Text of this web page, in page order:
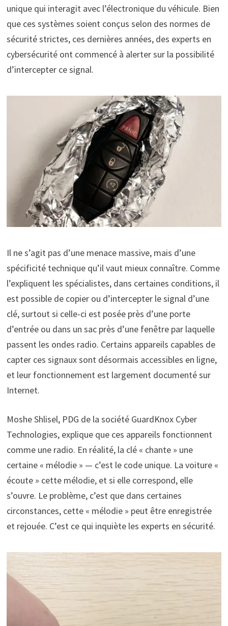
unique qui interagit avec l’électronique du véhicule. Bien
que ces systèmes soient conçus selon des normes de
sécurité strictes, ces dernières années, des experts en
cybersécurité ont commencé à alerter sur la possibilité
d’intercepter ce signal.
Il ne s’agit pas d’une menace massive, mais d’une
spécificité technique qu’il vaut mieux connaître. Comme
l’expliquent les spécialistes, dans certaines conditions, il
est possible de copier ou d’intercepter le signal d’une
clé, surtout si celle-ci est posée près d’une porte
d’entrée ou dans un sac près d’une fenêtre par laquelle
passent les ondes radio. Certains appareils capables de
capter ces signaux sont désormais accessibles en ligne,
et leur fonctionnement est largement documenté sur
Internet.
Moshe Shlisel, PDG de la société GuardKnox Cyber
Technologies, explique que ces appareils fonctionnent
comme une radio. En réalité, la clé « chante » une
certaine « mélodie » — c’est le code unique. La voiture «
écoute » cette mélodie, et si elle correspond, elle
s’ouvre. Le problème, c’est que dans certaines
circonstances, cette « mélodie » peut être enregistrée
et rejouée. C’est ce qui inquiète les experts en sécurité.